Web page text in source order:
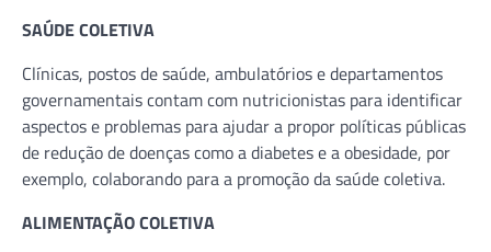
SAÚDE COLETIVA
Clínicas, postos de saúde, ambulatórios e departamentos
governamentais contam com nutricionistas para identificar
aspectos e problemas para ajudar a propor políticas públicas
de redução de doenças como a diabetes e a obesidade, por
exemplo, colaborando para a promoção da saúde coletiva.
ALIMENTAÇÃO COLETIVA